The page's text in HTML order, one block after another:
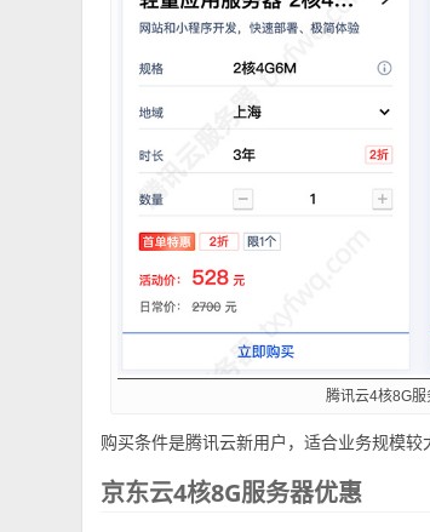
腾讯云4核8G
购买条件是腾讯云新用户，适合业务规模
京东云4核8G服务器优惠